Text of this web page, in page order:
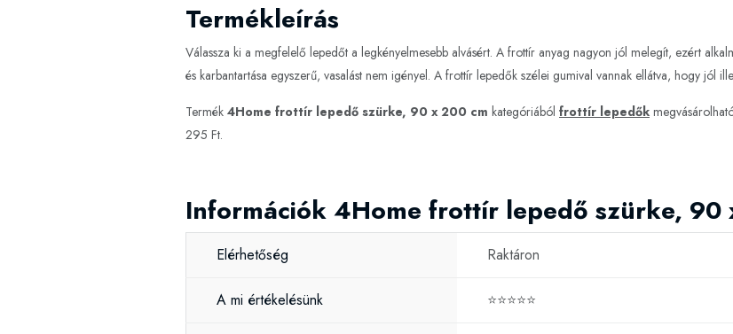
Termékleírás
Válassza ki a megfelelő lepedőt a legkényelmesebb alvásért. A frottír anyag nagyon jól melegít, ezért
és karbantartása egyszerű, vasalást nem igényel. A frottír lepedők szélei gumival vannak ellátva, hogy jól
Termék 4Home frottír lepedő szürke, 90 x 200 cm kategóriából frottír lepedők
295 Ft.
Információk 4Home frottír lepedő szürke, 90
Elérhetőség Raktáron
A mi értékelésünk ⭐⭐⭐⭐⭐